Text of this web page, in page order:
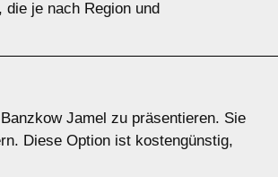
je nach Region und
Jamel zu präsentieren. Sie
Diese Option ist kostengünstig,